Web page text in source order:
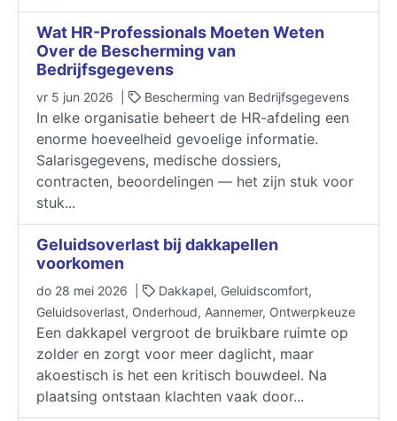
Wat HR-Professionals Moeten Weten
Over de Bescherming van
Bedrijfsgegevens
vr 5 jun 2026 | Bescherming van Bedrijfsgegevens
In elke organisatie beheert de HR-afdeling een
enorme hoeveelheid gevoelige informatie.
Salarisgegevens, medische dossiers,
contracten, beoordelingen — het zijn stuk voor
stuk...
Geluidsoverlast bij dakkapellen
voorkomen
do 28 mei 2026 |
Dakkapel, Geluidscomfort,
Geluidsoverlast, Onderhoud, Aannemer, Ontwerpkeuze
Een dakkapel vergroot de bruikbare ruimte op
zolder en zorgt voor meer daglicht, maar
akoestisch is het een kritisch bouwdeel. Na
plaatsing ontstaan klachten vaak door...